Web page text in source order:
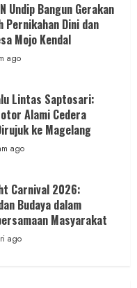
Undip Bangun Gerakan
Pernikahan Dini dan
Mojo Kendal
ago
Lintas Saptosari:
Alami Cedera
ke Magelang
ago
Carnival 2026:
Budaya dalam
Masyarakat
ago